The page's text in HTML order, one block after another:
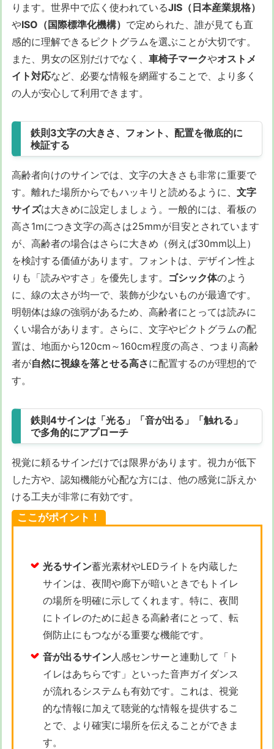
ります。世界中で広く使われているJIS（日本産業規格）
やISO（国際標準化機構） で定められた、誰が見ても直
感的に理解できるピクトグラムを選ぶことが大切です。
また、男女の区別だけでなく、 車椅子マークやオストメ
イト対応など、必要な情報を網羅することで、より多く
の人が安心して利用できます。
鉄則3文字の大きさ、フォント、配置を徹底的に
検証する
高齢者向けのサインでは、文字の大きさも非常に重要で
す。離れた場所からでもハッキリと読めるように、 文字
サイズは大きめに設定しましょう。一般的には、看板の
高さ1mにつき文字の高さは25mmが目安とされています
が、高齢者の場合はさらに大きめ（例えば30mm以上）
を検討する価値があります。フォントは、デザイン性よ
りも「読みやすさ」を優先します。 ゴシック体のよう
に、線の太さが均一で、装飾が少ないものが最適です。
明朝体は線の強弱があるため、高齢者にとっては読みに
くい場合があります。さらに、文字やピクトグラムの配
置は、地面から120cm～160cm程度の高さ、つまり高齢
者が自然に視線を落とせる高さに配置するのが理想的で
す。
鉄則4サインは「光る」「音が出る」「触れる」
で多角的にアプローチ
視覚に頼るサインだけでは限界があります。視力が低下
した方や、認知機能が心配な方には、他の感覚に訴えか
ける工夫が非常に有効です。
ここがポイント！
光るサイン蓄光素材やLEDライトを内蔵した
サインは、夜間や廊下が暗いときでもトイレ
の場所を明確に示してくれます。特に、夜間
にトイレのために起きる高齢者にとって、転
倒防止にもつながる重要な機能です。
音が出るサイン人感センサーと連動して「ト
イレはあちらです」といった音声ガイダンス
が流れるシステムも有効です。これは、視覚
的な情報に加えて聴覚的な情報を提供するこ
とで、より確実に場所を伝えることができま
す。